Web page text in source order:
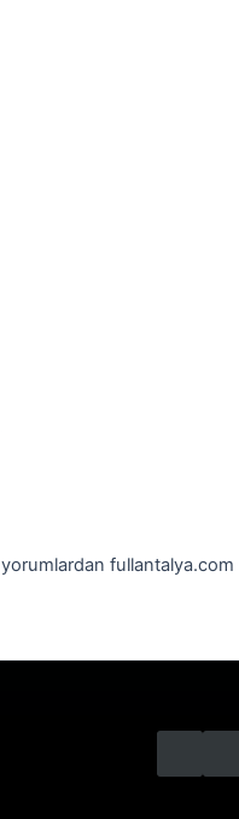
yorumlardan fullantalya.com